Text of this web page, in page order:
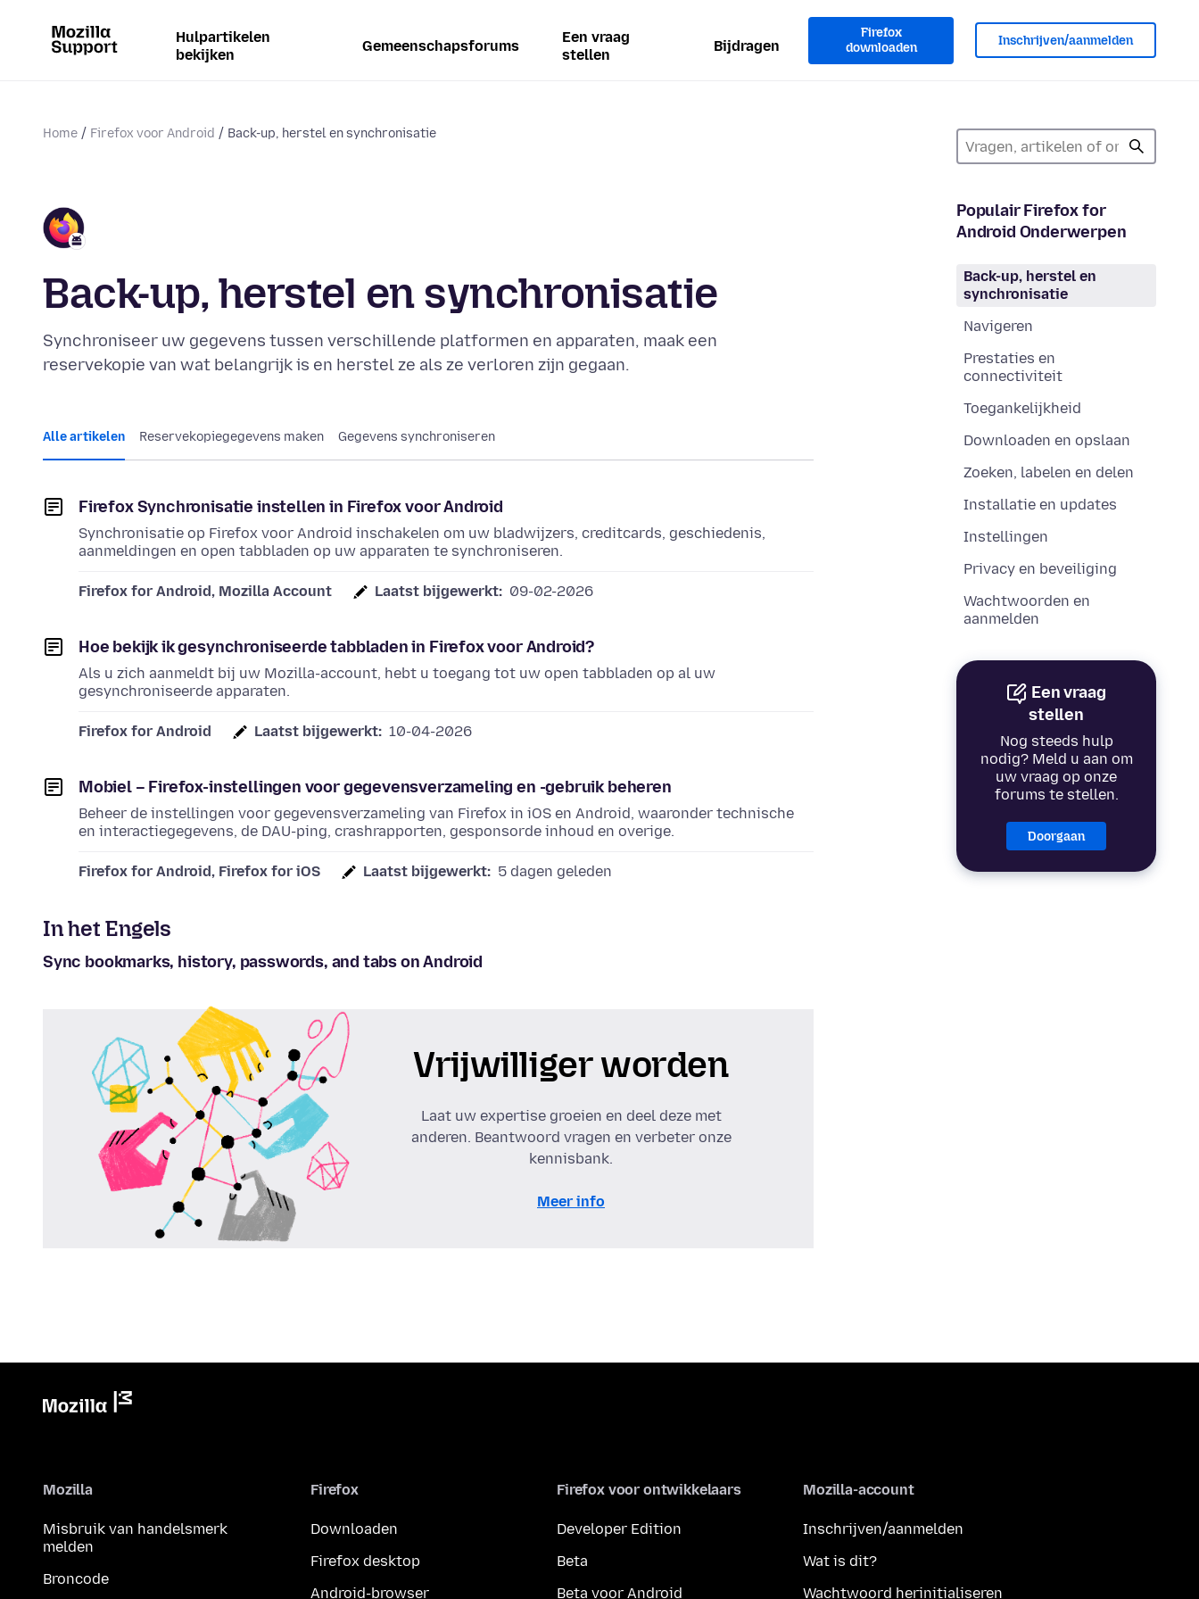
Hulpartikelen
bekijken
Gemeenschapsforums
Een vraag
stellen
Bijdragen
Firefox
downloaden
Inschrijven/aanmelden
Home Firefox voor Android Back-up, herstel en synchronisatie
Populair Firefox for
Android Onderwerpen
Back-up, herstel en
synchronisatie
Navigeren
Prestaties en
connectiviteit
Toegankelijkheid
Downloaden en opslaan
Zoeken, labelen en delen
Installatie en updates
Instellingen
Privacy en beveiliging
Wachtwoorden en
aanmelden
Een vraag
stellen
Nog steeds hulp
nodig? Meld u aan om
uw vraag op onze
forums te stellen.
Doorgaan
Back-up, herstel en synchronisatie
Synchroniseer uw gegevens tussen verschillende platformen en apparaten, maak een
reservekopie van wat belangrijk is en herstel ze als ze verloren zijn gegaan.
Alle artikelen Reservekopiegegevens maken Gegevens synchroniseren
Firefox Synchronisatie instellen in Firefox voor Android
Synchronisatie op Firefox voor Android inschakelen om uw bladwijzers, creditcards, geschiedenis,
aanmeldingen en open tabbladen op uw apparaten te synchroniseren.
Firefox for Android, Mozilla Account Laatst bijgewerkt: 09-02-2026
Hoe bekijk ik gesynchroniseerde tabbladen in Firefox voor Android?
Als u zich aanmeldt bij uw Mozilla-account, hebt u toegang tot uw open tabbladen op al uw
gesynchroniseerde apparaten.
Firefox for Android Laatst bijgewerkt: 10-04-2026
Mobiel – Firefox-instellingen voor gegevensverzameling en -gebruik beheren
Beheer de instellingen voor gegevensverzameling van Firefox in iOS en Android, waaronder technische
en interactiegegevens, de DAU-ping, crashrapporten, gesponsorde inhoud en overige.
Firefox for Android, Firefox for iOS Laatst bijgewerkt: 5 dagen geleden
In het Engels
Sync bookmarks, history, passwords, and tabs on Android
Vrijwilliger worden
Laat uw expertise groeien en deel deze met
anderen. Beantwoord vragen en verbeter onze
kennisbank.
Meer info
Mozilla
Misbruik van handelsmerk
melden
Broncode
Firefox
Downloaden
Firefox desktop
Android-browser
Firefox voor ontwikkelaars
Developer Edition
Beta
Beta voor Android
Mozilla-account
Inschrijven/aanmelden
Wat is dit?
Wachtwoord herinitialiseren